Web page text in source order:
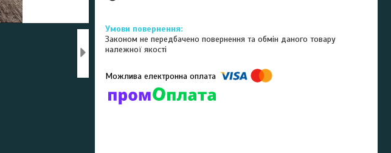
Законом не передбачено повернення та обмін даного товару
належної якості